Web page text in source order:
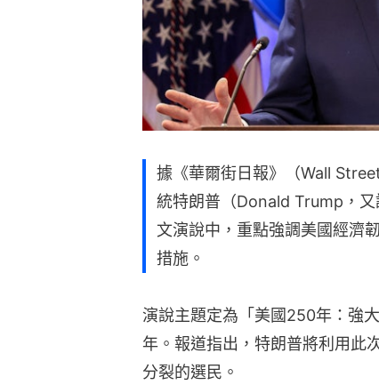
據《華爾街日報》（Wall
統特朗普（Donald Trump，
文演說中，重點強調美國經濟
措施。
演說主題定為「美國250年：強
年。報道指出，特朗普將利用此
分裂的選民。